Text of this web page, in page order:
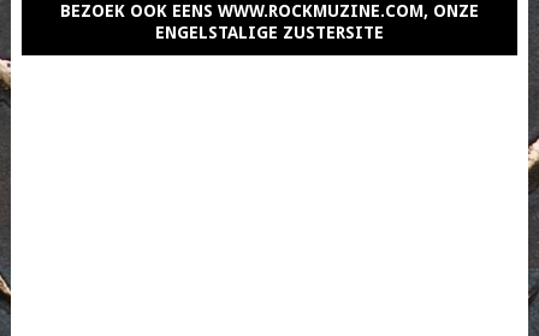
BEZOEK OOK EENS WWW.ROCKMUZINE.COM, ONZE
ENGELSTALIGE ZUSTERSITE